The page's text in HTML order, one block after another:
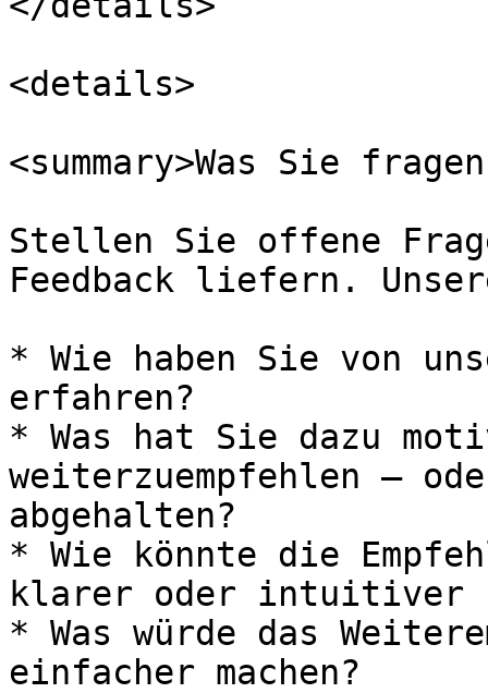
<details>
<summary>Was Sie
Stellen Sie offene
Feedback liefern.
* Wie haben Sie von
erfahren?
* Was hat Sie dazu
weiterzuempfehlen —
abgehalten?
* Wie könnte die
klarer oder intuitiver
* Was würde das
einfacher machen?